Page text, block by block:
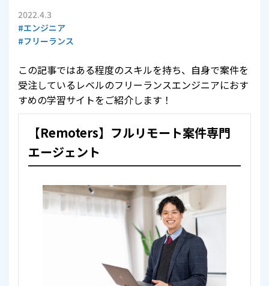
2022.4.3
#エンジニア
#フリーランス
この記事ではある程度のスキルを持ち、自身で案件を
受注しているレベルのフリーランスエンジニアにおす
すめの学習サイトをご紹介します！
【Remoters】フルリモート案件専門
エージェント